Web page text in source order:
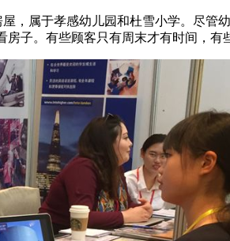
，属于孝感幼儿园和杜雪小学。尽
子。有些顾客只有周末才有时间，有